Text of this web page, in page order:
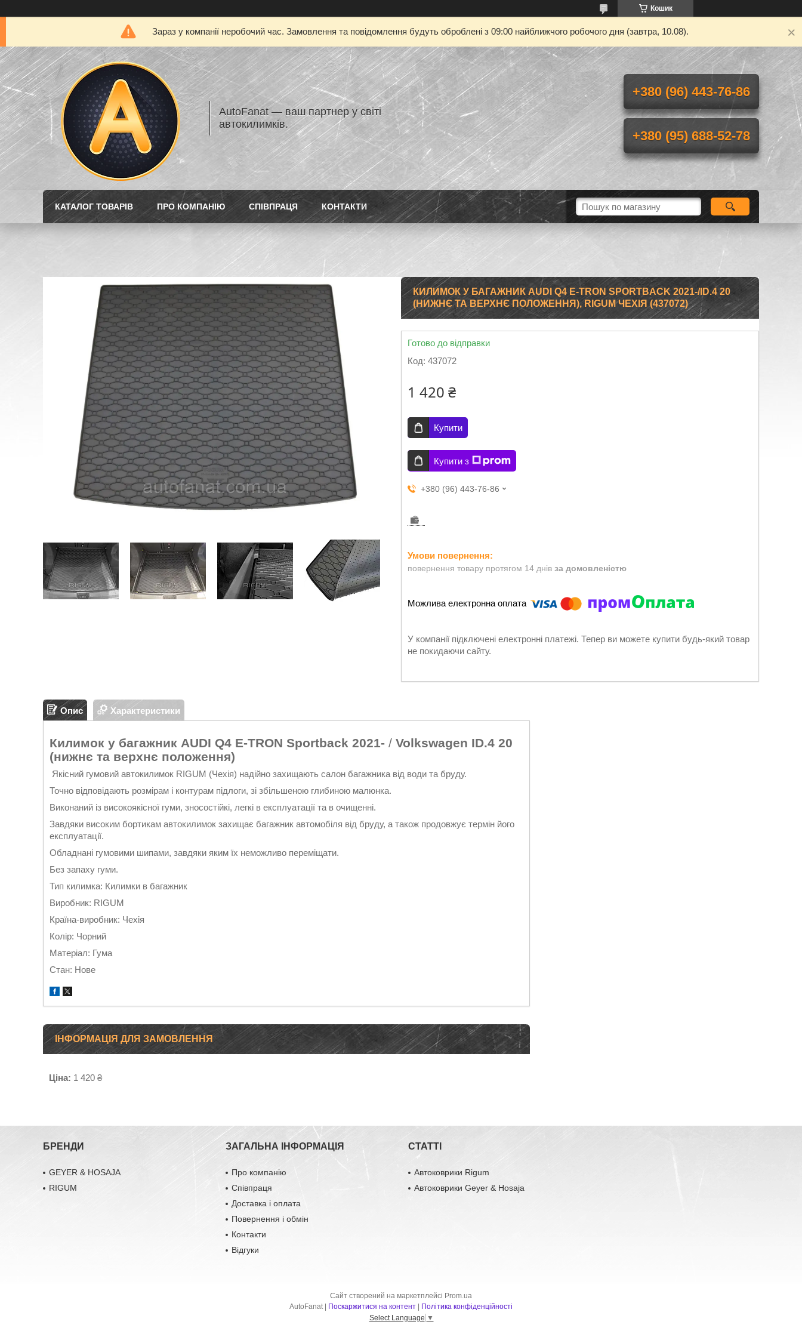
Кошик
Зараз у компанії неробочий час. Замовлення та повідомлення будуть оброблені з 09:00 найближчого робочого дня (завтра, 10.08).
AutoFanat — ваш партнер у світі
автокилимків.
+380 (96) 443-76-86
+380 (95) 688-52-78
КАТАЛОГ ТОВАРІВ ПРО КОМПАНІЮ СПІВПРАЦЯ КОНТАКТИ
КИЛИМОК У БАГАЖНИК AUDI Q4 E-TRON SPORTBACK 2021-/ID.4 20
(НИЖНЄ ТА ВЕРХНЄ ПОЛОЖЕННЯ), RIGUM ЧЕХІЯ (437072)
Готово до відправки
Код: 437072
1 420 ₴
Купити
Купити з
+380 (96) 443-76-86
повернення товару протягом 14 днів за домовленістю
У компанії підключені електронні платежі. Тепер ви можете купити будь-який товар
не покидаючи сайту.
Опис Характеристики
Килимок у багажник AUDI Q4 E-TRON Sportback 2021- / Volkswagen ID.4 20
(нижнє та верхнє положення)
Якісний гумовий автокилимок RIGUM (Чехія) надійно захищають салон багажника від води та бруду.
Точно відповідають розмірам і контурам підлоги, зі збільшеною глибиною малюнка.
Виконаний із високоякісної гуми, зносостійкі, легкі в експлуатації та в очищенні.
Завдяки високим бортикам автокилимок захищає багажник автомобіля від бруду, а також продовжує термін його
експлуатації.
Обладнані гумовими шипами, завдяки яким їх неможливо переміщати.
Без запаху гуми.
Тип килимка: Килимки в багажник
Виробник: RIGUM
Країна-виробник: Чехія
Колір: Чорний
Матеріал: Гума
Стан: Нове
ІНФОРМАЦІЯ ДЛЯ ЗАМОВЛЕННЯ
Ціна: 1 420 ₴
БРЕНДИ
GEYER & HOSAJA
RIGUM
ЗАГАЛЬНА ІНФОРМАЦІЯ
Про компанію
Співпраця
Доставка і оплата
Повернення і обмін
Контакти
Відгуки
СТАТТІ
Автоковрики Rigum
Автоковрики Geyer & Hosaja
Сайт створений на маркетплейсі Prom.ua
Поскаржитися на контент
Політика конфіденційності
Select Language ▼